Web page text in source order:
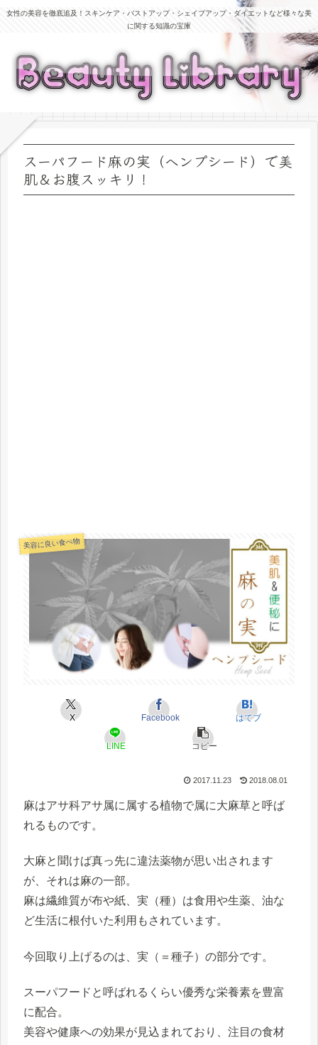
女性の美容を徹底追及！スキンケア・バストアップ・シェイプアップ・ダイエットなど様々な美
に関する知識の宝庫
スーパフード麻の実（ヘンプシード）で美
肌＆お腹スッキリ！
美容に良い食べ物
X Facebook はてブ
LINE コピー
2017.11.23 2018.08.01
麻はアサ科アサ属に属する植物で属に大麻草と呼ば
れるものです。
大麻と聞けば真っ先に違法薬物が思い出されます
が、それは麻の一部。
麻は繊維質が布や紙、実（種）は食用や生薬、油な
ど生活に根付いた利用もされています。
今回取り上げるのは、実（＝種子）の部分です。
スーパフードと呼ばれるくらい優秀な栄養素を豊富
に配合。
美容や健康への効果が見込まれており、注目の食材